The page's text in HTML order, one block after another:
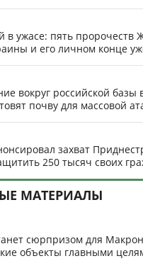
в ужасе: пять пророчеств
и его личном конце
вокруг российской
почву для массовой
захват
250 тысяч своих
МАТЕРИАЛЫ
сюрпризом для
объекты главными